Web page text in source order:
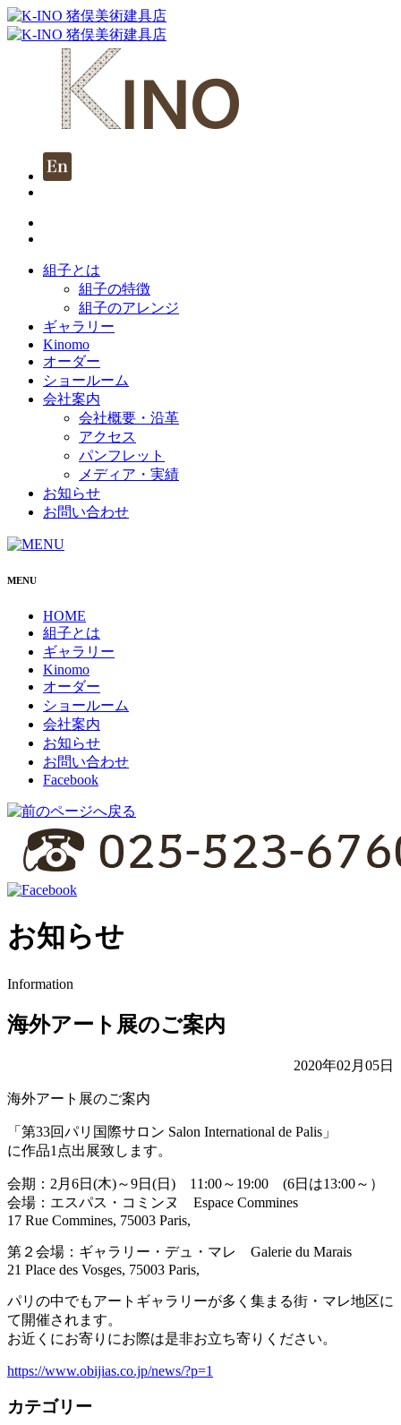
組子とは
組子の特徴
組子のアレンジ
ギャラリー
Kinomo
オーダー
ショールーム
会社案内
会社概要・沿革
アクセス
パンフレット
メディア・実績
お知らせ
お問い合わせ
MENU
HOME
組子とは
ギャラリー
Kinomo
オーダー
ショールーム
会社案内
お知らせ
お問い合わせ
Facebook
お知らせ
Information
海外アート展のご案内
2020年02月05日
海外アート展のご案内
「第33回パリ国際サロン Salon International de Palis」
に作品1点出展致します。
会期：2月6日(木)～9日(日) 11:00～19:00 (6日は13:00～）
会場：エスパス・コミンヌ Espace Commines
17 Rue Commines, 75003 Paris,
第２会場：ギャラリー・デュ・マレ Galerie du Marais
21 Place des Vosges, 75003 Paris,
パリの中でもアートギャラリーが多く集まる街・マレ地区に
て開催されます。
お近くにお寄りにお際は是非お立ち寄りください。
https://www.obijias.co.jp/news/?p=1
カテゴリー